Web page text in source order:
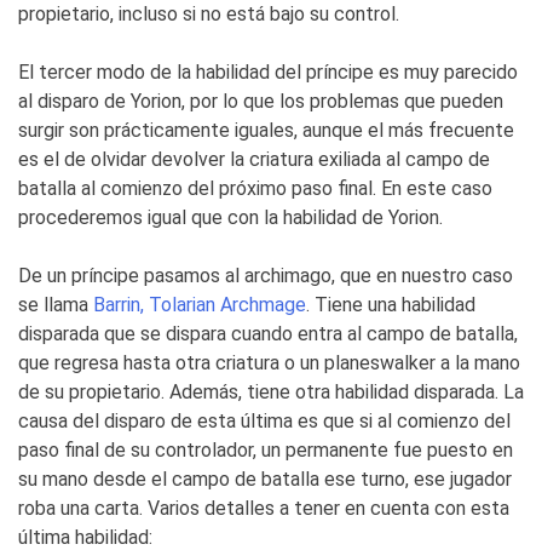
propietario, incluso si no está bajo su control.
El tercer modo de la habilidad del príncipe es muy parecido
al disparo de Yorion, por lo que los problemas que pueden
surgir son prácticamente iguales, aunque el más frecuente
es el de olvidar devolver la criatura exiliada al campo de
batalla al comienzo del próximo paso final. En este caso
procederemos igual que con la habilidad de Yorion.
De un príncipe pasamos al archimago, que en nuestro caso
se llama Barrin, Tolarian Archmage. Tiene una habilidad
disparada que se dispara cuando entra al campo de batalla,
que regresa hasta otra criatura o un planeswalker a la mano
de su propietario. Además, tiene otra habilidad disparada. La
causa del disparo de esta última es que si al comienzo del
paso final de su controlador, un permanente fue puesto en
su mano desde el campo de batalla ese turno, ese jugador
roba una carta. Varios detalles a tener en cuenta con esta
última habilidad: